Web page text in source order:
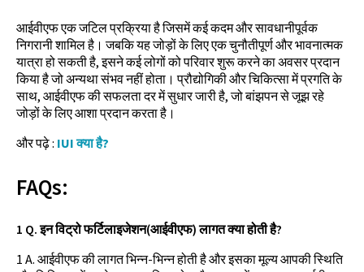
आईवीएफ एक जटिल प्रक्रिया है जिसमें कई कदम और सावधानीपूर्वक
निगरानी शामिल है। जबकि यह जोड़ों के लिए एक चुनौतीपूर्ण और भावनात्मक
यात्रा हो सकती है, इसने कई लोगों को परिवार शुरू करने का अवसर प्रदान
किया है जो अन्यथा संभव नहीं होता। प्रौद्योगिकी और चिकित्सा में प्रगति के
साथ, आईवीएफ की सफलता दर में सुधार जारी है, जो बांझपन से जूझ रहे
जोड़ों के लिए आशा प्रदान करता है।
और पढ़े : IUI क्या है?
FAQs:
1 Q. इन विट्रो फर्टिलाइजेशन(आईवीएफ) लागत क्या होती है?
1 A. आईवीएफ की लागत भिन्न-भिन्न होती है और इसका मूल्य आपकी स्थिति